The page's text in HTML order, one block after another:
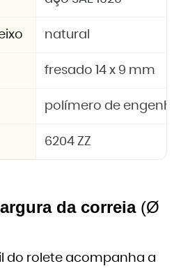
natural
fresado 14 x 9 mm
polímero de
6204 ZZ
da correia(Ø
do rolete acompanha a